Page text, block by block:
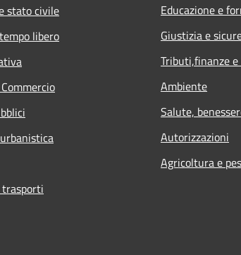
stato civile
libero
Educazione e
Giustizia e
Tributi,finanze
Ambiente
Salute,
Autorizzazioni
Agricoltura e